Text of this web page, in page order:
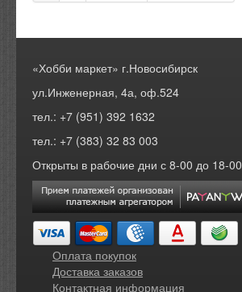
«Хобби маркет» г.Новосибирск
ул.Инженерная, 4а, оф.524
тел.: +7 (951) 392 1632
тел.: +7 (383) 32 83 003
Открыты в рабочие дни с 8-00 до 18-00
Оплата покупок
Доставка заказов
Контактная информация